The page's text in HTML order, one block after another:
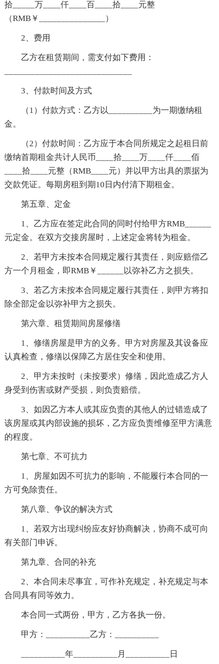
拾_____万____仟____百____拾____元整
（RMB￥_______________）
2、费用
乙方在租赁期间，需支付如下费用：
3、付款时间及方式
（1）付款方式：乙方以__________为一期缴纳租
金。
（2）付款时间：乙方应于本合同所规定之起租日前
缴纳首期租金共计人民币____拾____万____仟____佰
____拾____元整（RMB____元）并以甲方出具的票据为
交款凭证。每期房租到期10日内付清下期租金。
第五章、定金
1、乙方应在签定此合同的同时付给甲方RMB______
元定金。在双方交接房屋时，上述定金将转为租金。
2、若甲方未按本合同规定履行其责任，则应赔偿乙
方一个月租金，即RMB￥______以弥补乙方之损失。
3、若乙方未按本合同规定履行其责任，则甲方将扣
除全部定金以弥补甲方之损失。
第六章、租赁期间房屋修缮
1、修缮房屋是甲方的义务。甲方对房屋及其设备应
认真检查，修缮以保障乙方居住安全和使用。
2、甲方未按时（未按要求）修缮，因此造成乙方人
身受到伤害或财产受损，则负责赔偿。
3、如因乙方本人或其应负责的其他人的过错造成了
该房屋或其内部设施的损坏，乙方应负责维修至甲方满意
的程度。
第七章、不可抗力
1、房屋如因不可抗力的影响，不能履行本合同的一
方可免除责任。
第八章、争议的解决方式
1、若双方出现纠纷应友好协商解决，协商不成可向
有关部门申诉。
第九章、合同的补充
2、本合同未尽事宜，可作补充规定，补充规定与本
合同具有同等效力。
本合同一式两份，甲方，乙方各执一份。
甲方：__________乙方：__________
__________年__________月__________日